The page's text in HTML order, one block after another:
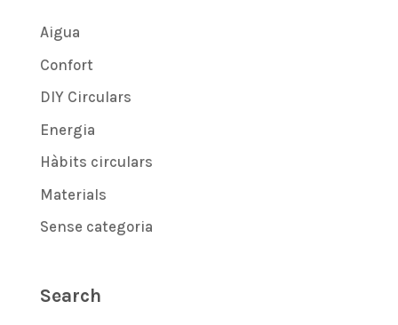
Aigua
Confort
DIY Circulars
Energia
Hàbits circulars
Materials
Sense categoria
Search